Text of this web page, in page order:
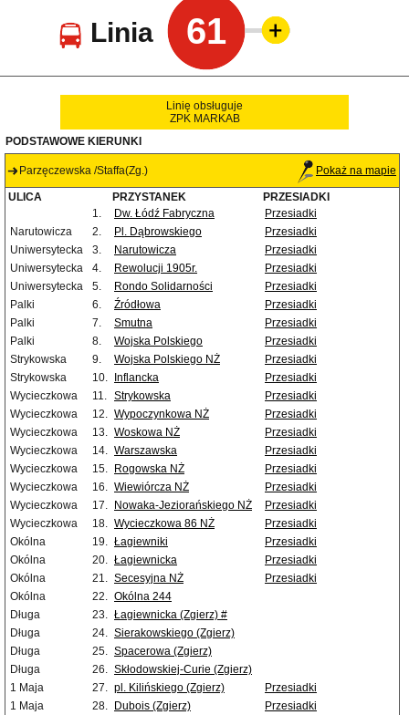
Linia 61
Linię obsługuje
ZPK MARKAB
PODSTAWOWE KIERUNKI
Parzęczewska /Staffa(Zg.) Pokaż na mapie
ULICA PRZYSTANEK
PRZESIADKI
1.
Dw. Łódź Fabryczna
Przesiadki
Narutowicza
2. Pl. Dąbrowskiego
Przesiadki
Uniwersytecka
3. Narutowicza
Przesiadki
Uniwersytecka
4. Rewolucji 1905r.
Przesiadki
Uniwersytecka
5. Rondo Solidarności
Przesiadki
Palki
6. Źródłowa
Przesiadki
Palki
7. Smutna
Przesiadki
Palki
8. Wojska Polskiego
Przesiadki
Strykowska
9. Wojska Polskiego NŻ
Przesiadki
Strykowska
10. Inflancka
Przesiadki
Wycieczkowa
11. Strykowska
Przesiadki
Wycieczkowa
12. Wypoczynkowa NŻ
Przesiadki
Wycieczkowa
13. Woskowa NŻ
Przesiadki
Wycieczkowa
14. Warszawska
Przesiadki
Wycieczkowa
15. Rogowska NŻ
Przesiadki
Wycieczkowa
16. Wiewiórcza NŻ
Przesiadki
Wycieczkowa
17. Nowaka-Jeziorańskiego NŻ
Przesiadki
Wycieczkowa
18. Wycieczkowa 86 NŻ
Przesiadki
Okólna
19. Łagiewniki
Przesiadki
Okólna
20. Łagiewnicka
Przesiadki
Okólna
21. Secesyjna NŻ
Przesiadki
Okólna
22. Okólna 244
Długa
23. Łagiewnicka (Zgierz) #
Długa
24. Sierakowskiego (Zgierz)
Długa
25. Spacerowa (Zgierz)
Długa
26. Skłodowskiej-Curie (Zgierz)
1 Maja
27. pl. Kilińskiego (Zgierz)
Przesiadki
1 Maja
28. Dubois (Zgierz)
Przesiadki